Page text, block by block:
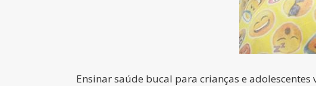
Ensinar saúde bucal para crianças e